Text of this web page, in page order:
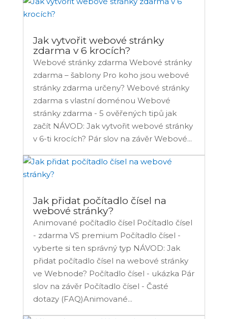
Jak vytvořit webové stránky
zdarma v 6 krocích?
Webové stránky zdarma Webové stránky
zdarma – šablony Pro koho jsou webové
stránky zdarma určeny? Webové stránky
zdarma s vlastní doménou Webové
stránky zdarma - 5 ověřených tipů jak
začít NÁVOD: Jak vytvořit webové stránky
v 6-ti krocích? Pár slov na závěr Webové...
Jak přidat počítadlo čísel na
webové stránky?
Animované počítadlo čísel Počítadlo čísel
- zdarma VS premium Počítadlo čísel -
vyberte si ten správný typ NÁVOD: Jak
přidat počítadlo čísel na webové stránky
ve Webnode? Počítadlo čísel - ukázka Pár
slov na závěr Počítadlo čísel - Časté
dotazy (FAQ)Animované...